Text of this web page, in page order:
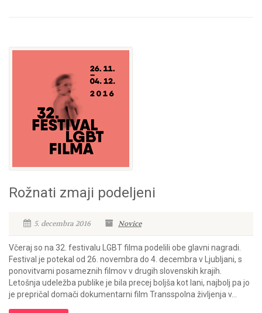
Rožnati zmaji podeljeni
5. decembra 2016 Novice
Včeraj so na 32. festivalu LGBT filma podelili obe glavni nagradi.
Festival je potekal od 26. novembra do 4. decembra v Ljubljani, s
ponovitvami posameznih filmov v drugih slovenskih krajih.
Letošnja udeležba publike je bila precej boljša kot lani, najbolj pa jo
je prepričal domači dokumentarni film Transspolna življenja v...